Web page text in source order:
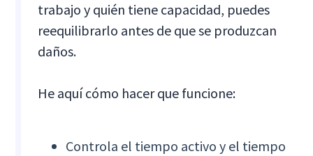
trabajo y quién tiene capacidad, puedes
reequilibrarlo antes de que se produzcan
daños.
He aquí cómo hacer que funcione:
Controla el tiempo activo y el tiempo